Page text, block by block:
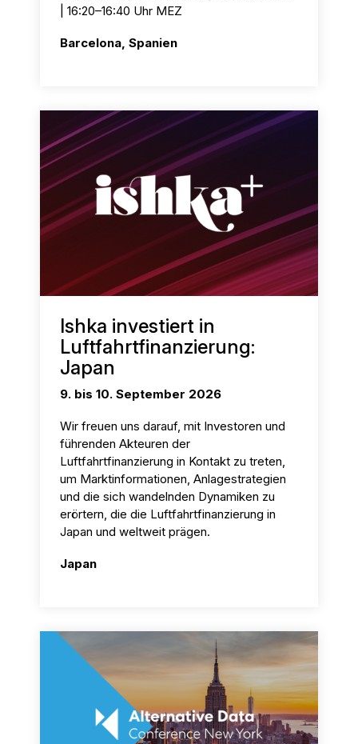
| 16:20–16:40 Uhr MEZ
Barcelona, Spanien
Ishka investiert in
Luftfahrtfinanzierung:
Japan
9. bis 10. September 2026
Wir freuen uns darauf, mit Investoren und
führenden Akteuren der
Luftfahrtfinanzierung in Kontakt zu treten,
um Marktinformationen, Anlagestrategien
und die sich wandelnden Dynamiken zu
erörtern, die die Luftfahrtfinanzierung in
Japan und weltweit prägen.
Japan